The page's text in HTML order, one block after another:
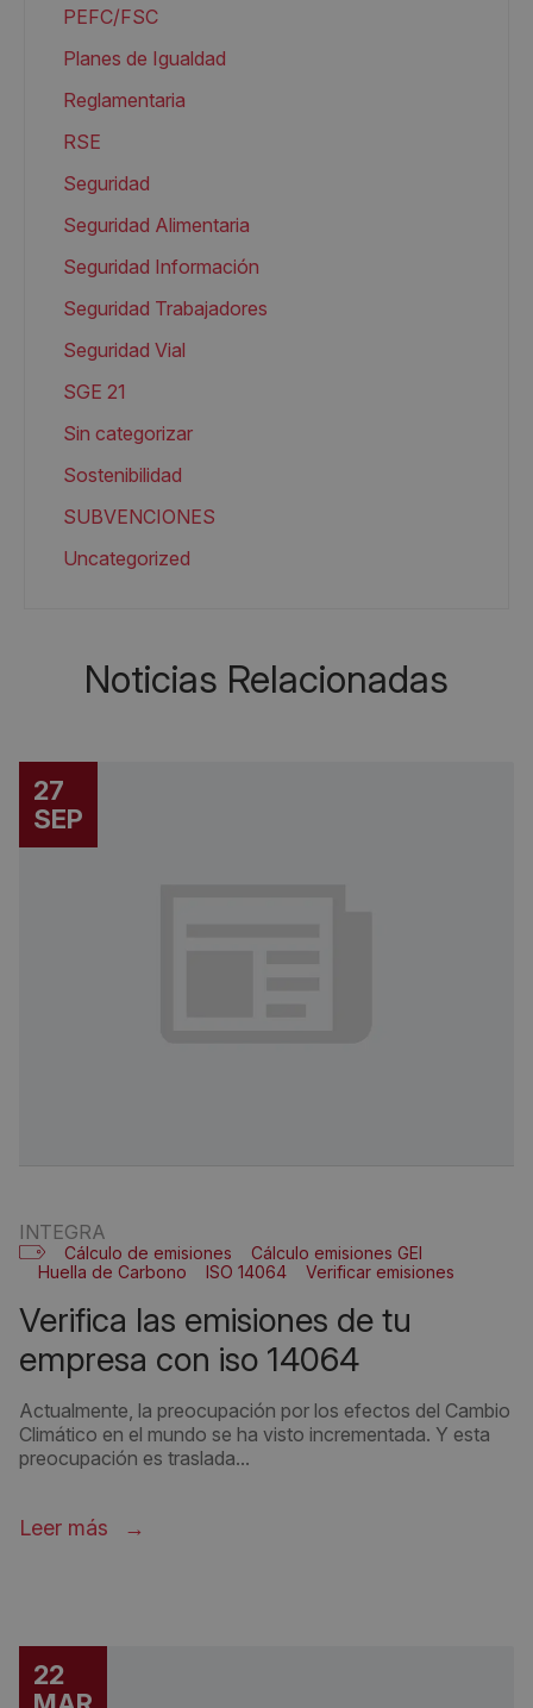
PEFC/FSC
Planes de Igualdad
Reglamentaria
RSE
Seguridad
Seguridad Alimentaria
Seguridad Información
Seguridad Trabajadores
Seguridad Vial
SGE 21
Sin categorizar
Sostenibilidad
SUBVENCIONES
Uncategorized
Noticias Relacionadas
27
SEP
INTEGRA
Cálculo de emisiones
Cálculo emisiones GEI
Huella de Carbono
ISO 14064 Verificar emisiones
verifica las emisiones de tu
empresa con iso 14064
Actualmente, la preocupación por los efectos del Cambio
Climático en el mundo se ha visto incrementada. Y esta
preocupación es traslada...
Leer más
22